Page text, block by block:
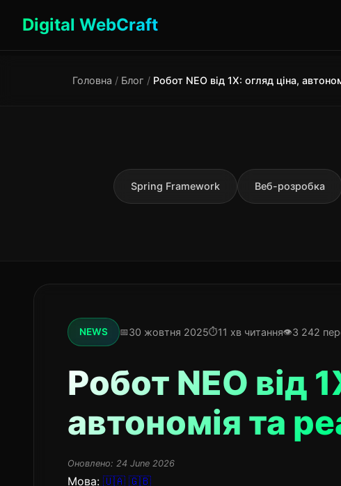
Digital WebCraft
Головна / Блог /
Spring Framework Веб-розробка
NEWS 30 жовтня 2025 11 хв читання 3 242
Робот NEO від
автономія та
Оновлено: 24 June 2026
Мова: 🇺🇦 🇬🇧